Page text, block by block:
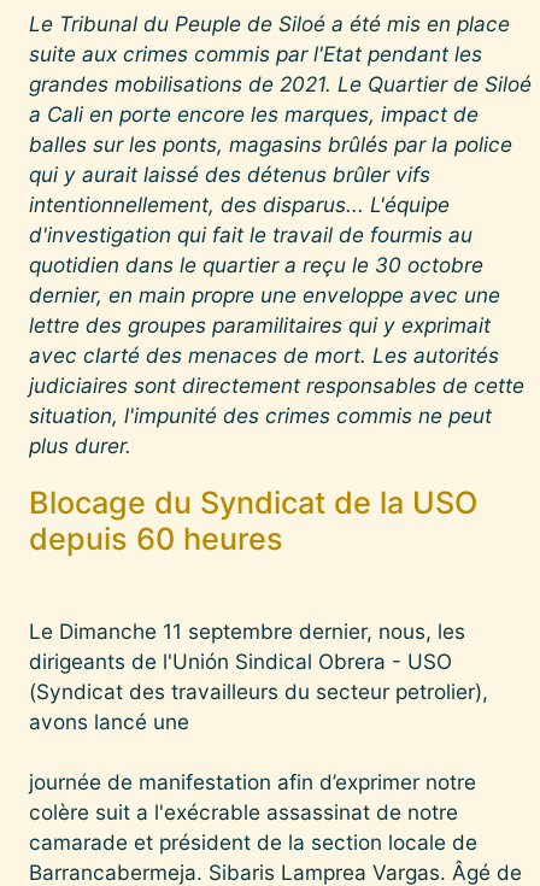
Le Tribunal du Peuple de Siloé a été mis en place
suite aux crimes commis par l'Etat pendant les
grandes mobilisations de 2021. Le Quartier de Siloé
a Cali en porte encore les marques, impact de
balles sur les ponts, magasins brûlés par la police
qui y aurait laissé des détenus brûler vifs
intentionnellement, des disparus... L'équipe
d'investigation qui fait le travail de fourmis au
quotidien dans le quartier a reçu le 30 octobre
dernier, en main propre une enveloppe avec une
lettre des groupes paramilitaires qui y exprimait
avec clarté des menaces de mort. Les autorités
judiciaires sont directement responsables de cette
situation, l'impunité des crimes commis ne peut
plus durer.
Blocage du Syndicat de la USO
depuis 60 heures
Le Dimanche 11 septembre dernier, nous, les
dirigeants de l'Unión Sindical Obrera - USO
(Syndicat des travailleurs du secteur petrolier),
avons lancé une
journée de manifestation afin d’exprimer notre
colère suit a l'exécrable assassinat de notre
camarade et président de la section locale de
Barrancabermeja. Sibaris Lamprea Vargas. Âgé de